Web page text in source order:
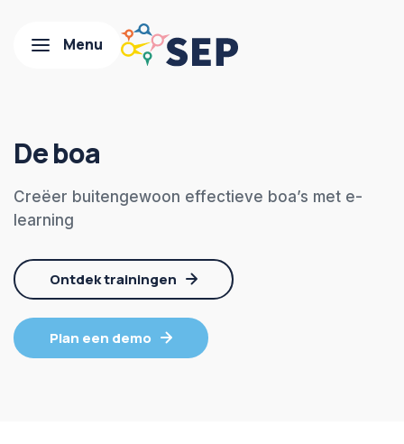
De boa
Creëer buitengewoon effectieve boa’s met e-
learning
Ontdek trainingen
Plan een demo